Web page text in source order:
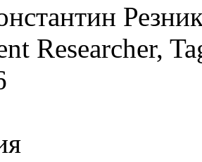
Researcher,